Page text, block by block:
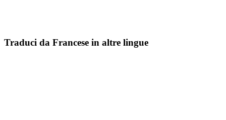
Traduci da Francese in altre lingue